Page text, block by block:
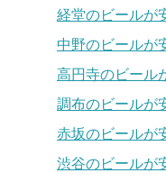
経堂のビールが
中野のビールが
高円寺のビール
調布のビールが
赤坂のビールが
渋谷のビールが